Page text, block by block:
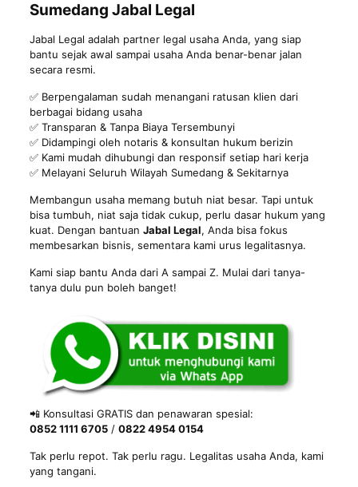
Sumedang Jabal Legal
Jabal Legal adalah partner legal usaha Anda, yang siap
bantu sejak awal sampai usaha Anda benar-benar jalan
secara resmi.
✅ Berpengalaman sudah menangani ratusan klien dari
berbagai bidang usaha
✅ Transparan & Tanpa Biaya Tersembunyi
✅ Didampingi oleh notaris & konsultan hukum berizin
✅ Kami mudah dihubungi dan responsif setiap hari kerja
✅ Melayani Seluruh Wilayah Sumedang & Sekitarnya
Membangun usaha memang butuh niat besar. Tapi untuk
bisa tumbuh, niat saja tidak cukup, perlu dasar hukum yang
kuat. Dengan bantuan Jabal Legal, Anda bisa fokus
membesarkan bisnis, sementara kami urus legalitasnya.
Kami siap bantu Anda dari A sampai Z. Mulai dari tanya-
tanya dulu pun boleh banget!
📲 Konsultasi GRATIS dan penawaran spesial:
0852 1111 6705/ 0822 4954 0154
Tak perlu repot. Tak perlu ragu. Legalitas usaha Anda, kami
yang tangani.